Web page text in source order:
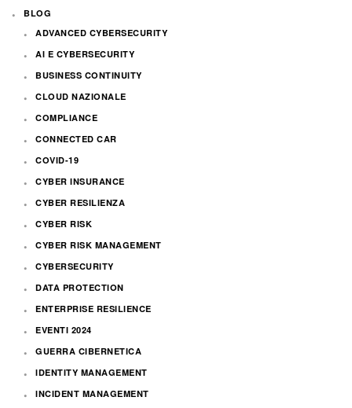
BLOG
ADVANCED CYBERSECURITY
AI E CYBERSECURITY
BUSINESS CONTINUITY
CLOUD NAZIONALE
COMPLIANCE
CONNECTED CAR
COVID-19
CYBER INSURANCE
CYBER RESILIENZA
CYBER RISK
CYBER RISK MANAGEMENT
CYBERSECURITY
DATA PROTECTION
ENTERPRISE RESILIENCE
EVENTI 2024
GUERRA CIBERNETICA
IDENTITY MANAGEMENT
INCIDENT MANAGEMENT